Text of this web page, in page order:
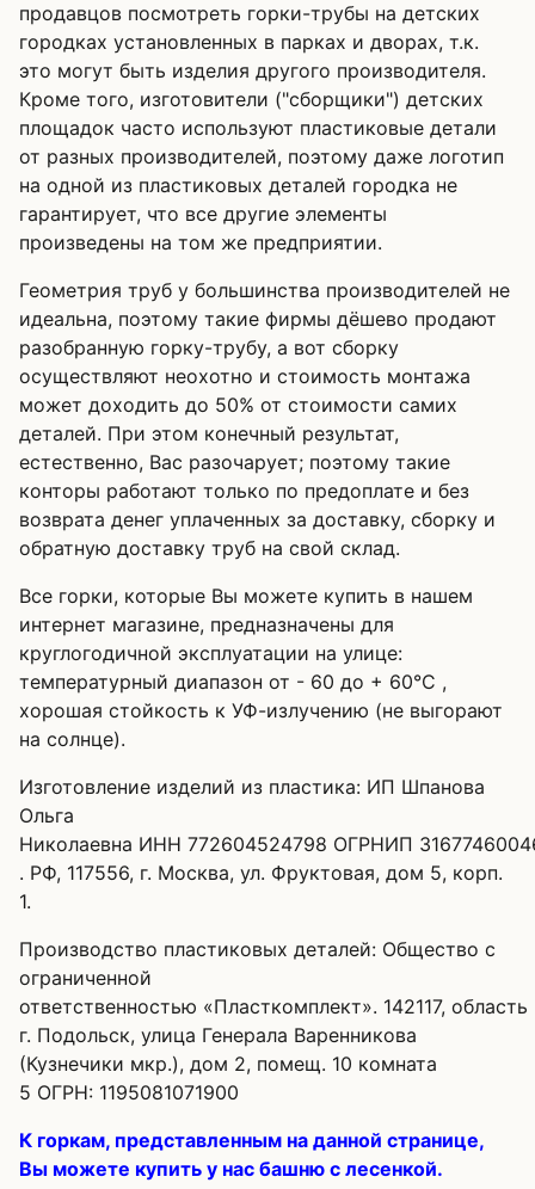
продавцов посмотреть горки-трубы на детских
городках установленных в парках и дворах, т.к.
это могут быть изделия другого производителя.
Кроме того, изготовители ("сборщики") детских
площадок часто используют пластиковые детали
от разных производителей, поэтому даже логотип
на одной из пластиковых деталей городка не
гарантирует, что все другие элементы
произведены на том же предприятии.
Геометрия труб у большинства производителей не
идеальна, поэтому такие фирмы дёшево продают
разобранную горку-трубу, а вот сборку
осуществляют неохотно и стоимость монтажа
может доходить до 50% от стоимости самих
деталей. При этом конечный результат,
естественно, Вас разочарует; поэтому такие
конторы работают только по предоплате и без
возврата денег уплаченных за доставку, сборку и
обратную доставку труб на свой склад.
Все горки, которые Вы можете купить в нашем
интернет магазине, предназначены для
круглогодичной эксплуатации на улице:
температурный диапазон от - 60 до + 60°C ,
хорошая стойкость к УФ-излучению (не выгорают
на солнце).
Изготовление изделий из пластика: ИП Шпанова
Ольга
Николаевна ИНН 772604524798 ОГРНИП
. РФ, 117556, г. Москва, ул. Фруктовая, дом 5, корп.
1.
Производство пластиковых деталей: Общество с
ограниченной
ответственностью «Пласткомплект». 142117,
г. Подольск, улица Генерала Варенникова
(Кузнечики мкр.), дом 2, помещ. 10 комната
5 ОГРН: 1195081071900
К горкам, представленным на данной странице,
Вы можете купить у нас башню с лесенкой.